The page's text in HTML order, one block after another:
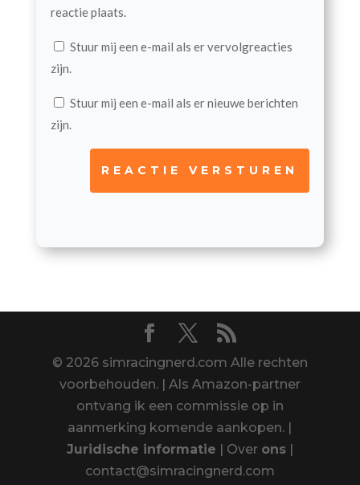
reactie plaats.
Stuur mij een e-mail als er vervolgreacties
zijn.
Stuur mij een e-mail als er nieuwe berichten
zijn.
REACTIE VERSTUREN
© 2026 simracingnerd.com Alle rechten
voorbehouden. | Als Amazon-partner
ontvang ik een commissie op in
aanmerking komende aankopen. |
Juridische informatie | Over ons|
contact@simracingnerd.com